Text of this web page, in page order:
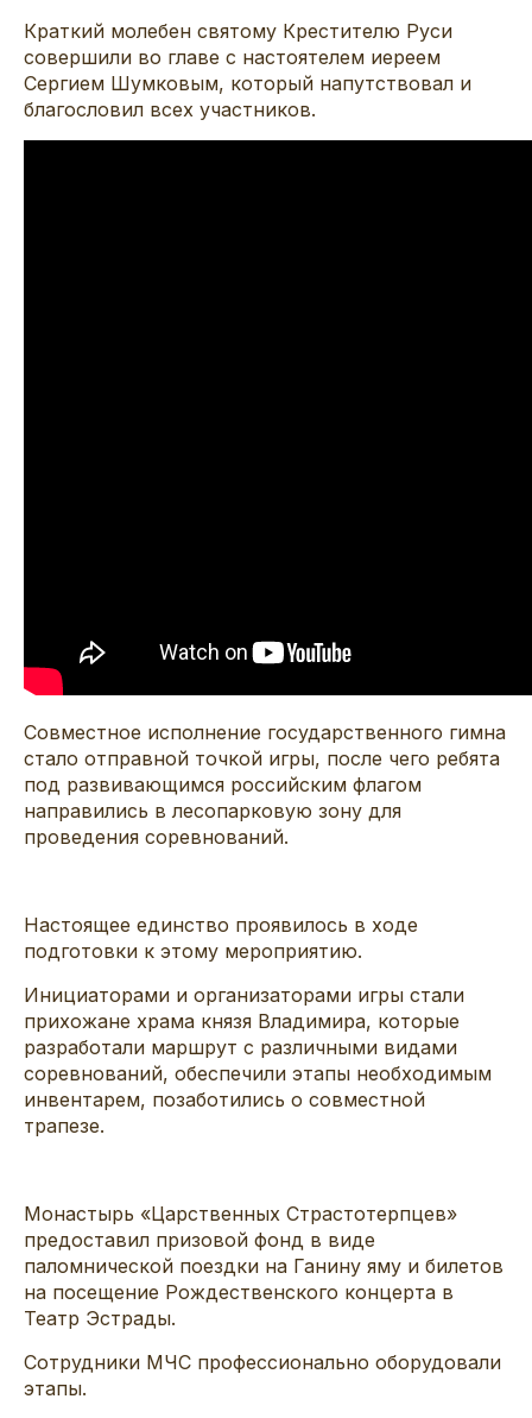
Краткий молебен святому Крестителю Руси
совершили во главе с настоятелем иереем
Сергием Шумковым, который напутствовал и
благословил всех участников.
Совместное исполнение государственного гимна
стало отправной точкой игры, после чего ребята
под развивающимся российским флагом
направились в лесопарковую зону для
проведения соревнований.
Настоящее единство проявилось в ходе
подготовки к этому мероприятию.
Инициаторами и организаторами игры стали
прихожане храма князя Владимира, которые
разработали маршрут с различными видами
соревнований, обеспечили этапы необходимым
инвентарем, позаботились о совместной
трапезе.
Монастырь «Царственных Страстотерпцев»
предоставил призовой фонд в виде
паломнической поездки на Ганину яму и билетов
на посещение Рождественского концерта в
Театр Эстрады.
Сотрудники МЧС профессионально оборудовали
этапы.